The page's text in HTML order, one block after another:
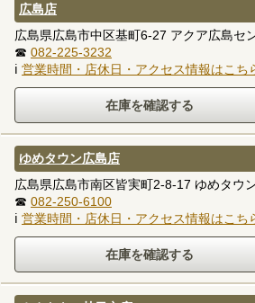
広島店
広島県広島市中区基町6-27 アクア広島セ
☎ 082-225-3232
ℹ 営業時間・店休日・アクセス情報はこち
ゆめタウン広島店
広島県広島市南区皆実町2-8-17 ゆめタウ
☎ 082-250-6100
ℹ 営業時間・店休日・アクセス情報はこち